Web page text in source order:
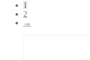
1
2
→